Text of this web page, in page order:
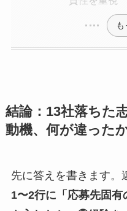
も
結論：13社落ちた
動機、何が違った
先に答えを書きます。
1〜2行に「応募先固